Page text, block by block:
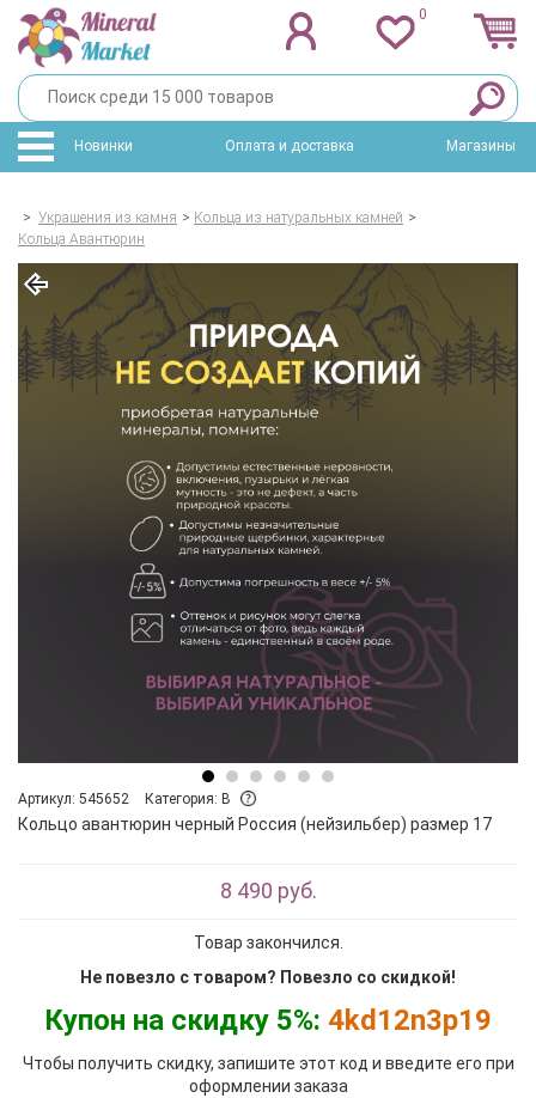
0
Новинки Оплата и доставка Магазины
> Украшения из камня > Кольца из натуральных камней >
Кольца Авантюрин
Артикул: 545652 Категория: B
Кольцо авантюрин черный Россия (нейзильбер) размер 17
8 490 руб.
Товар закончился.
Не повезло с товаром? Повезло со скидкой!
Купон на скидку 5%: 4kd12n3p19
Чтобы получить скидку, запишите этот код и введите его при
оформлении заказа